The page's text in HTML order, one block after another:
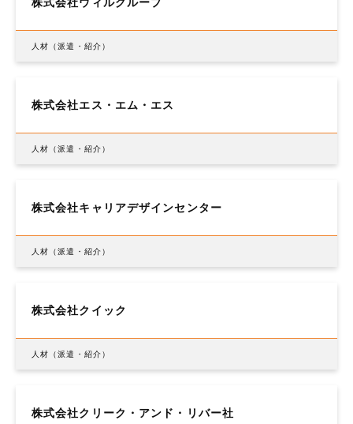
人材（派遣・紹介）
株式会社エス・エム・エス
人材（派遣・紹介）
株式会社キャリアデザインセンター
人材（派遣・紹介）
株式会社クイック
人材（派遣・紹介）
株式会社クリーク・アンド・リバー社